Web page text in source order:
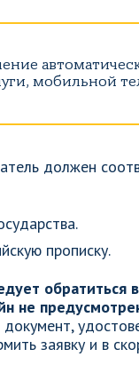
мобильной
должен
прописку.
обратиться
не
заявку и в